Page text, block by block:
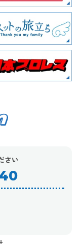
さい